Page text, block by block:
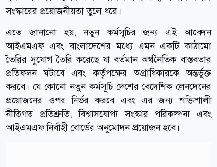
সংস্কারের প্রয়োজনীয়তা তুলে ধরে।
এতে জানানো হয়, নতুন কর্মসূচির জন্য এই আবেদন
আইএমএফ এবং বাংলাদেশের মধ্যে এমন একটি কাঠামো
তৈরির সুযোগ তৈরি করেছে যা বর্তমান অর্থনৈতিক বাস্তবতার
প্রতিফলন ঘটাবে এবং কর্তৃপক্ষের অগ্রাধিকারকে অন্তর্ভুক্ত
করবে। যে কোনো নতুন কর্মসূচি দেশের বৈদেশিক লেনদেনের
প্রয়োজনের ওপর নির্ভর করবে এবং এর জন্য শক্তিশালী
নীতিগত প্রতিশ্রুতি, বিশ্বাসযোগ্য সংস্কার পরিকল্পনা এবং
আইএমএফ নির্বাহী বোর্ডের অনুমোদন প্রয়োজন হবে।